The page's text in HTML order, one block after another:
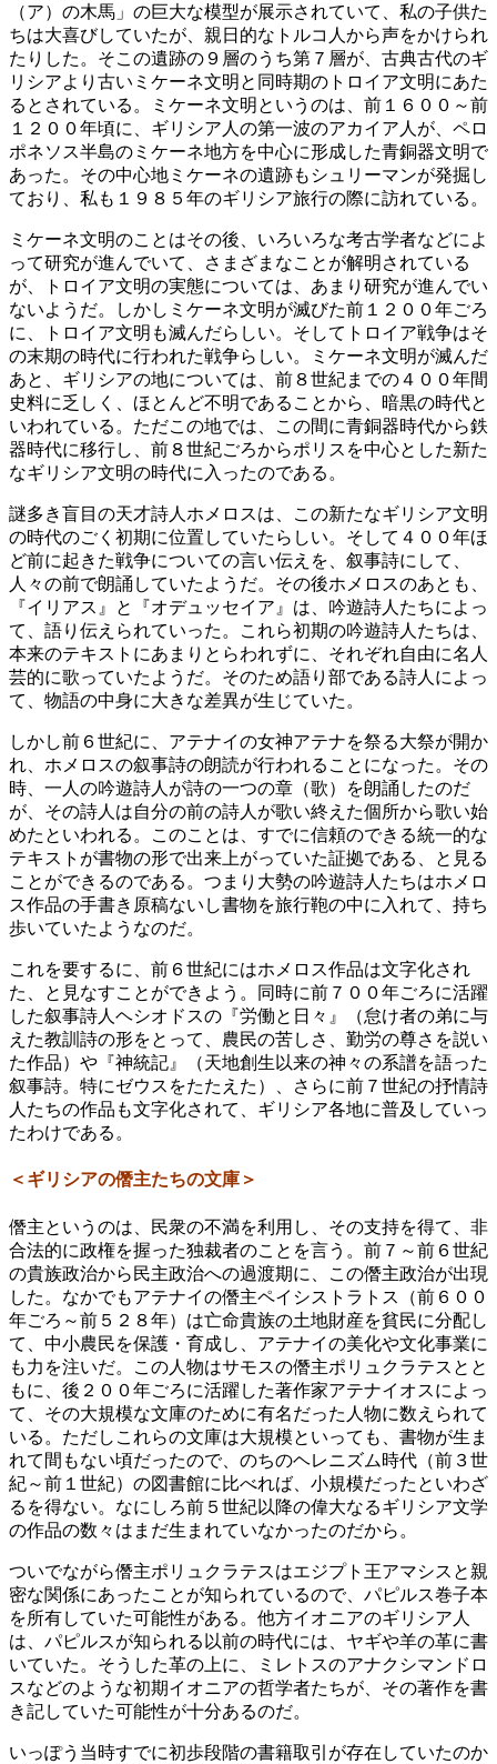
（ア）の木馬」の巨大な模型が展示されていて、私の子供た
ちは大喜びしていたが、親日的なトルコ人から声をかけられ
たりした。そこの遺跡の９層のうち第７層が、古典古代のギ
リシアより古いミケーネ文明と同時期のトロイア文明にあた
るとされている。ミケーネ文明というのは、前１６００～前
１２００年頃に、ギリシア人の第一波のアカイア人が、ペロ
ポネソス半島のミケーネ地方を中心に形成した青銅器文明で
あった。その中心地ミケーネの遺跡もシュリーマンが発掘し
ており、私も１９８５年のギリシア旅行の際に訪れている。
ミケーネ文明のことはその後、いろいろな考古学者などによ
って研究が進んでいて、さまざまなことが解明されている
が、トロイア文明の実態については、あまり研究が進んでい
ないようだ。しかしミケーネ文明が滅びた前１２００年ごろ
に、トロイア文明も滅んだらしい。そしてトロイア戦争はそ
の末期の時代に行われた戦争らしい。ミケーネ文明が滅んだ
あと、ギリシアの地については、前８世紀までの４００年間
史料に乏しく、ほとんど不明であることから、暗黒の時代と
いわれている。ただこの地では、この間に青銅器時代から鉄
器時代に移行し、前８世紀ごろからポリスを中心とした新た
なギリシア文明の時代に入ったのである。
謎多き盲目の天才詩人ホメロスは、この新たなギリシア文明
の時代のごく初期に位置していたらしい。そして４００年ほ
ど前に起きた戦争についての言い伝えを、叙事詩にして、
人々の前で朗誦していたようだ。その後ホメロスのあとも、
『イリアス』と『オデュッセイア』は、吟遊詩人たちによっ
て、語り伝えられていった。これら初期の吟遊詩人たちは、
本来のテキストにあまりとらわれずに、それぞれ自由に名人
芸的に歌っていたようだ。そのため語り部である詩人によっ
て、物語の中身に大きな差異が生じていた。
しかし前６世紀に、アテナイの女神アテナを祭る大祭が開か
れ、ホメロスの叙事詩の朗読が行われることになった。その
時、一人の吟遊詩人が詩の一つの章（歌）を朗誦したのだ
が、その詩人は自分の前の詩人が歌い終えた個所から歌い始
めたといわれる。このことは、すでに信頼のできる統一的な
テキストが書物の形で出来上がっていた証拠である、と見る
ことができるのである。つまり大勢の吟遊詩人たちはホメロ
ス作品の手書き原稿ないし書物を旅行鞄の中に入れて、持ち
歩いていたようなのだ。
これを要するに、前６世紀にはホメロス作品は文字化され
た、と見なすことができよう。同時に前７００年ごろに活躍
した叙事詩人ヘシオドスの『労働と日々』（怠け者の弟に与
えた教訓詩の形をとって、農民の苦しさ、勤労の尊さを説い
た作品）や『神統記』（天地創生以来の神々の系譜を語った
叙事詩。特にゼウスをたたえた）、さらに前７世紀の抒情詩
人たちの作品も文字化されて、ギリシア各地に普及していっ
たわけである。
＜ギリシアの僭主たちの文庫＞
僭主というのは、民衆の不満を利用し、その支持を得て、非
合法的に政権を握った独裁者のことを言う。前７～前６世紀
の貴族政治から民主政治への過渡期に、この僭主政治が出現
した。なかでもアテナイの僭主ペイシストラトス（前６００
年ごろ～前５２８年）は亡命貴族の土地財産を貧民に分配し
て、中小農民を保護・育成し、アテナイの美化や文化事業に
も力を注いだ。この人物はサモスの僭主ポリュクラテスとと
もに、後２００年ごろに活躍した著作家アテナイオスによっ
て、その大規模な文庫のために有名だった人物に数えられて
いる。ただしこれらの文庫は大規模といっても、書物が生ま
れて間もない頃だったので、のちのヘレニズム時代（前３世
紀～前１世紀）の図書館に比べれば、小規模だったといわざ
るを得ない。なにしろ前５世紀以降の偉大なるギリシア文学
の作品の数々はまだ生まれていなかったのだから。
ついでながら僭主ポリュクラテスはエジプト王アマシスと親
密な関係にあったことが知られているので、パピルス巻子本
を所有していた可能性がある。他方イオニアのギリシア人
は、パピルスが知られる以前の時代には、ヤギや羊の革に書
いていた。そうした革の上に、ミレトスのアナクシマンドロ
スなどのような初期イオニアの哲学者たちが、その著作を書
き記していた可能性が十分あるのだ。
いっぽう当時すでに初歩段階の書籍取引が存在していたのか